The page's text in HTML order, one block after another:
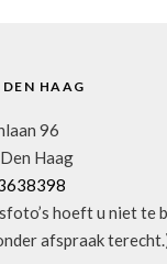
HAAG
96
Haag
hoeft u niet te
afspraak